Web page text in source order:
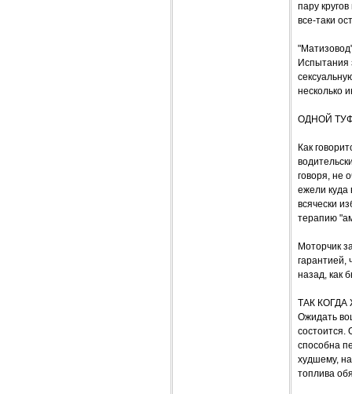
пару
все-таки
Испытания
несколько
ОДНОЙ
Как
говоря, не
ежели куда
всячески
терапию
Моторчик
гарантией,
назад, как
ТАК КОГДА
Ожидать
состоится.
способна
худшему,
топлива